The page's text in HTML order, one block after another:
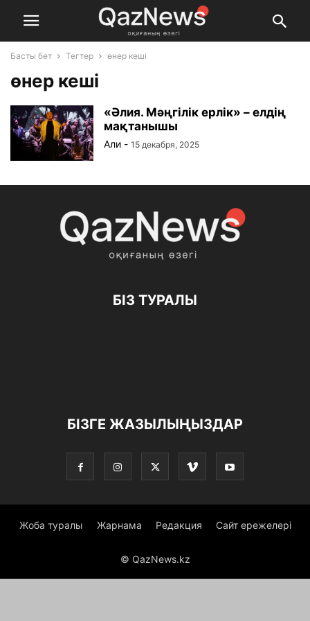
Басты бет Тегтер өнер кеші
өнер кеші
«Әлия. Мәңгілік ерлік» – елдің
мақтанышы
Али - 15 декабря, 2025
БІЗ ТУРАЛЫ
БІЗГЕ ЖАЗЫЛЫҢЫЗДАР
Жоба туралы Жарнама Редакция Сайт ережелері
© QazNews.kz